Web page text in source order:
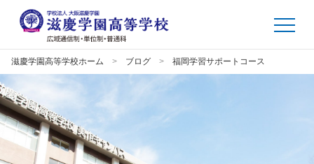
滋慶学園高等学校ホーム ブログ 福岡学習サポートコース